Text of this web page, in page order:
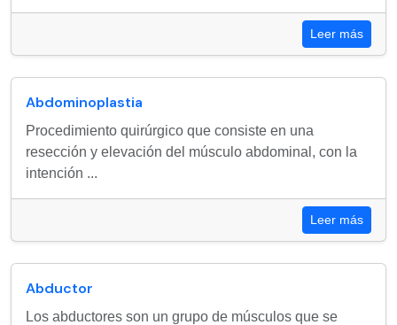
Leer más
Abdominoplastia
Procedimiento quirúrgico que consiste en una
resección y elevación del músculo abdominal, con la
intención ...
Leer más
Abductor
Los abductores son un grupo de músculos que se